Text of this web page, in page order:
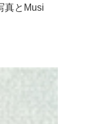
真とMusi